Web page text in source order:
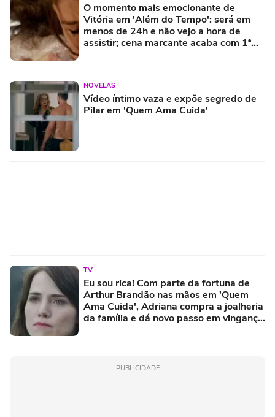
O momento mais emocionante de
Vitória em 'Além do Tempo': será em
menos de 24h e não vejo a hora de
assistir; cena marcante acaba com 1ª
NOVELAS
Vídeo íntimo vaza e expõe segredo de
Pilar em 'Quem Ama Cuida'
TV
Eu sou rica! Com parte da fortuna de
Arthur Brandão nas mãos em 'Quem
Ama Cuida', Adriana compra a joalheria
da família e dá novo passo em vingança
PUBLICIDADE